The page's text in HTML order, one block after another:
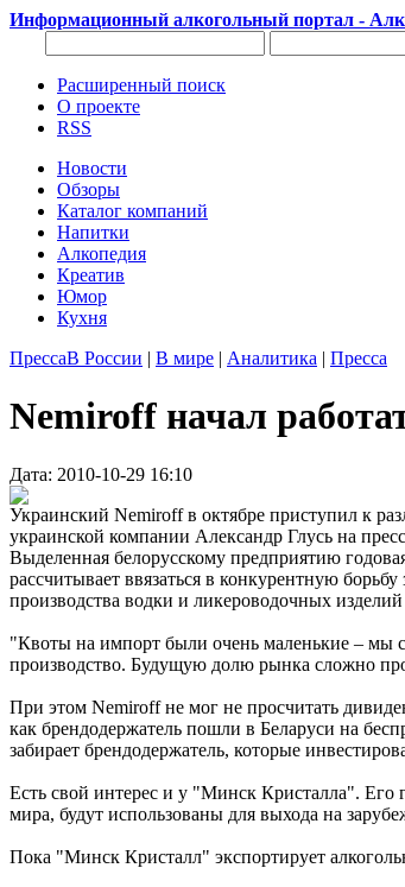
Информационный алкогольный портал -
Расширенный поиск
О проекте
RSS
Новости
Обзоры
Каталог компаний
Напитки
Алкопедия
Креатив
Юмор
Кухня
ПрессаВ России | В мире | Аналитика | Пресса
Nemiroff начал
Дата: 2010-10-29 16:10
Украинский Nemiroff в октябре приступил к
украинской компании Александр Глусь на
Выделенная белорусскому предприятию
рассчитывает ввязаться в конкурентную
производства водки и ликероводочных
"Квоты на импорт были очень маленькие – мы
производство. Будущую долю рынка сложно
При этом Nemiroff не мог не просчитать
как брендодержатель пошли в Беларуси на
забирает брендодержатель, которые
Есть свой интерес и у "Минск Кристалла". Его
мира, будут использованы для выхода на
Пока "Минск Кристалл" экспортирует